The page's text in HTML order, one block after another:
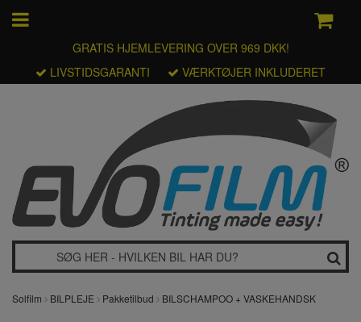
GRATIS HJEMLEVERING OVER 969 DKK!
LIVSTIDSGARANTI
VÆRKTØJER INKLUDERET
Solfilm BILPLEJE Pakketilbud BILSCHAMPOO + VASKEHANDSK